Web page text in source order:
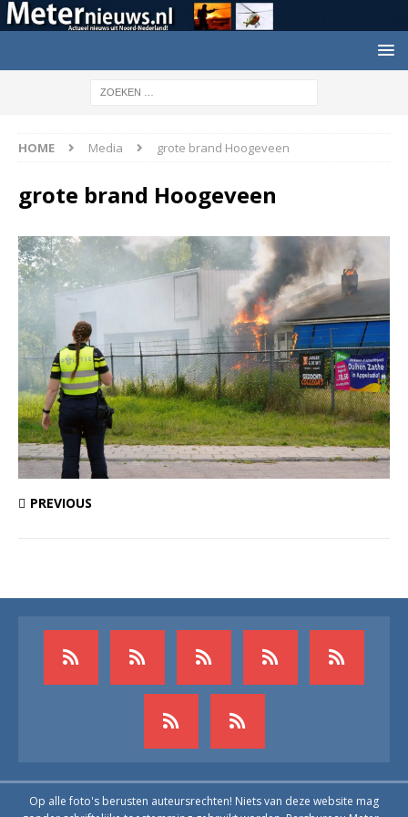
HOME Media grote brand Hoogeveen
grote brand Hoogeveen
PREVIOUS
Op alle foto's berusten auteursrechten! Niets van deze website mag